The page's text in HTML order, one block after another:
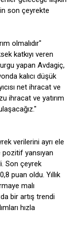
son çeyrekte
olmalıdır"
katkıyı veren
yapan Avdagiç,
kalıcı düşük
net ihracat ve
ihracat ve yatırım
verilerini ayrı ele
pozitif yansıyan
Son çeyrek
puan oldu. Yıllık
malı
bir artış trendi
hızla